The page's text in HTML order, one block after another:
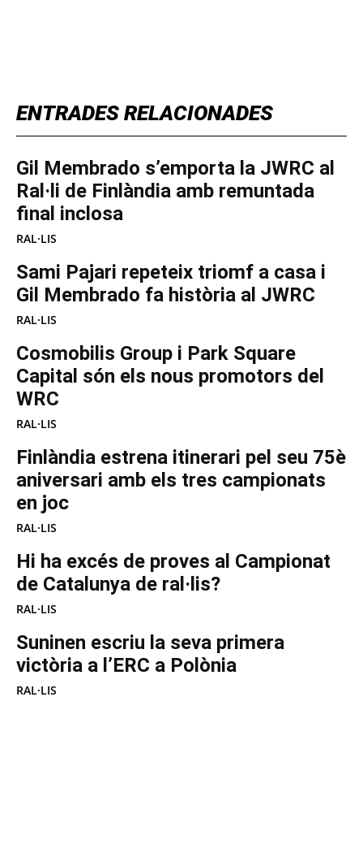
ENTRADES RELACIONADES
Gil Membrado s’emporta la JWRC al
Ral·li de Finlàndia amb remuntada
final inclosa
RAL·LIS
Sami Pajari repeteix triomf a casa i
Gil Membrado fa història al JWRC
RAL·LIS
Cosmobilis Group i Park Square
Capital són els nous promotors del
WRC
RAL·LIS
Finlàndia estrena itinerari pel seu 75è
aniversari amb els tres campionats
en joc
RAL·LIS
Hi ha excés de proves al Campionat
de Catalunya de ral·lis?
RAL·LIS
Suninen escriu la seva primera
victòria a l’ERC a Polònia
RAL·LIS